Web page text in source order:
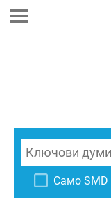
Само SMD